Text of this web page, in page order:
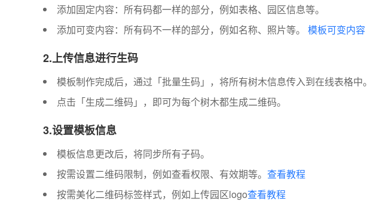
添加固定内容：所有码都一样的部分，例如表格、园区信息等。
添加可变内容：所有码不一样的部分，例如名称、照片等。 模板可变内容
2.上传信息进行生码
模板制作完成后，通过「批量生码」，将所有树木信息传入到在线表格中。
点击「生成二维码」，即可为每个树木都生成二维码。
3.设置模板信息
模板信息更改后，将同步所有子码。
按需设置二维码限制，例如查看权限、有效期等。 查看教程
按需美化二维码标签样式，例如上传园区logo查看教程